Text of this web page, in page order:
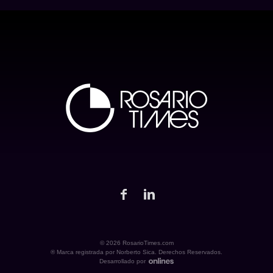
© 2026 RosarioTimes.com
® Marca registrada por Norberto Sica. Derechos Reservados.
Desarrollado por